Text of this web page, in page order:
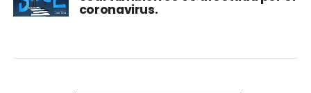
coronavirus.